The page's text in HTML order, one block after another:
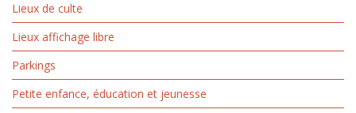
Lieux de culte
Lieux affichage libre
Parkings
Petite enfance, éducation et jeunesse